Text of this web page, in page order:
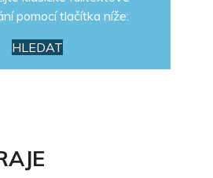
pomocí tlačítka níže:
HLEDAT